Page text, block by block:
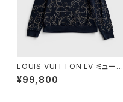
LOUIS VUITTON LV ミュージ
ック ライン エンブロイダード ク
ルーネック ブラック 4L
¥99,800